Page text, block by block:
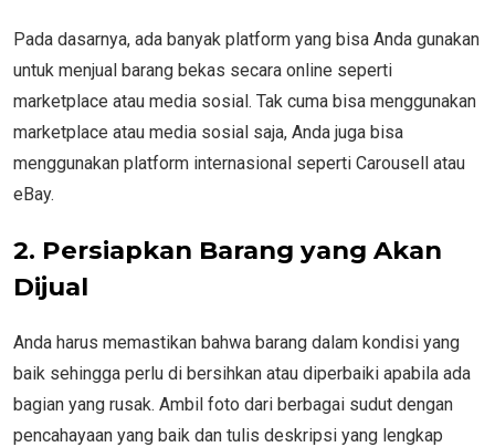
Pada dasarnya, ada banyak platform yang bisa Anda gunakan
untuk menjual barang bekas secara online seperti
marketplace atau media sosial. Tak cuma bisa menggunakan
marketplace atau media sosial saja, Anda juga bisa
menggunakan platform internasional seperti Carousell atau
eBay.
2. Persiapkan Barang yang Akan
Dijual
Anda harus memastikan bahwa barang dalam kondisi yang
baik sehingga perlu di bersihkan atau diperbaiki apabila ada
bagian yang rusak. Ambil foto dari berbagai sudut dengan
pencahayaan yang baik dan tulis deskripsi yang lengkap